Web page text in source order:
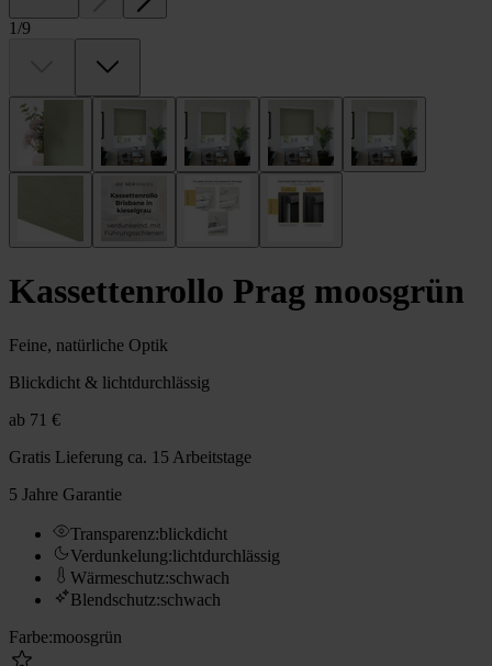
1/9
Kassettenrollo Prag moosgrün
Feine, natürliche Optik
Blickdicht & lichtdurchlässig
ab 71 €
Gratis Lieferung ca. 15 Arbeitstage
5 Jahre Garantie
Transparenz:blickdicht
Verdunkelung:lichtdurchlässig
Wärmeschutz:schwach
Blendschutz:schwach
Farbe:moosgrün